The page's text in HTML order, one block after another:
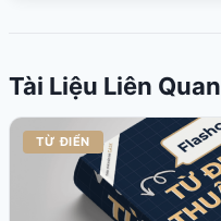
Tài Liệu Liên Quan
TỪ ĐIỂN